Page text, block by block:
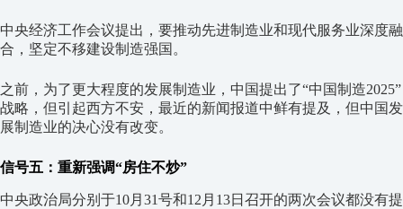
中央经济工作会议提出，要推动先进制造业和现代服务业深度融
合，坚定不移建设制造强国。
之前，为了更大程度的发展制造业，中国提出了“中国制造2025”
战略，但引起西方不安，最近的新闻报道中鲜有提及，但中国发
展制造业的决心没有改变。
信号五：重新强调“房住不炒”
中央政治局分别于10月31号和12月13日召开的两次会议都没有提